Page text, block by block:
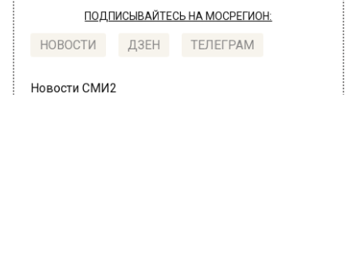
ПОДПИСЫВАЙТЕСЬ НА МОСРЕГИОН:
ДЗЕН